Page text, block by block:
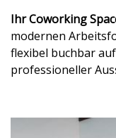
Ihr Coworking
modernen
flexibel buchbar
professioneller